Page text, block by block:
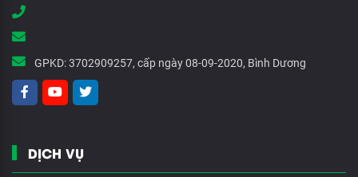
GPKD:3702909257, cấp ngày 08-09-2020, Bình Dương
DỊCH VỤ